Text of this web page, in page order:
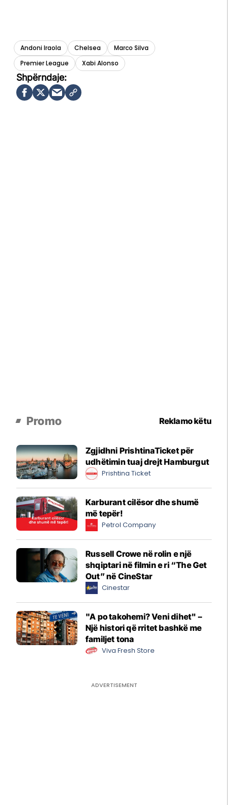
Andoni Iraola Chelsea
Marco Silva
Premier League
Xabi Alonso
Promo Reklamo këtu
Zgjidhni PrishtinaTicket për
udhëtimin tuaj drejt Hamburgut
Prishtina Ticket
Karburant cilësor dhe shumë
më tepër!
Petrol Company
Russell Crowe në rolin e një
shqiptari në filmin e ri “The Get
Out” në CineStar
Cinestar
"A po takohemi? Veni dihet" –
Një histori që rritet bashkë me
familjet tona
Viva Fresh Store